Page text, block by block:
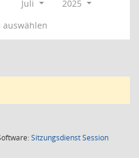
Juli
2025
auswählen
SitzungsdienstSession(Wird in